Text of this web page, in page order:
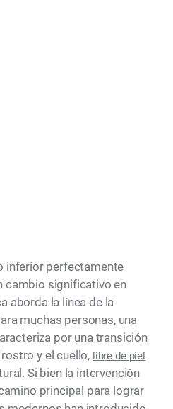
inferior perfectamente
cambio significativo en
aborda la línea de la
muchas personas, una
por una transición
y el cuello, libre de piel
Si bien la intervención
principal para lograr